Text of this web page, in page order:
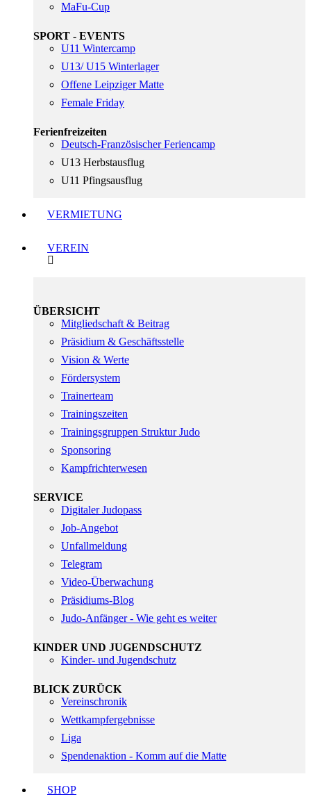
MaFu-Cup
SPORT - EVENTS
U11 Wintercamp
U13/ U15 Winterlager
Offene Leipziger Matte
Female Friday
Ferienfreizeiten
Deutsch-Französischer Feriencamp
U13 Herbstausflug
U11 Pfingsausflug
VERMIETUNG
VEREIN
ÜBERSICHT
Mitgliedschaft & Beitrag
Präsidium & Geschäftsstelle
Vision & Werte
Fördersystem
Trainerteam
Trainingszeiten
Trainingsgruppen Struktur Judo
Sponsoring
Kampfrichterwesen
SERVICE
Digitaler Judopass
Job-Angebot
Unfallmeldung
Telegram
Video-Überwachung
Präsidiums-Blog
Judo-Anfänger - Wie geht es weiter
KINDER UND JUGENDSCHUTZ
Kinder- und Jugendschutz
BLICK ZURÜCK
Vereinschronik
Wettkampfergebnisse
Liga
Spendenaktion - Komm auf die Matte
SHOP